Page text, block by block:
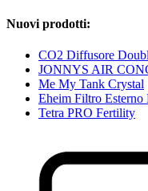
Nuovi prodotti:
CO2 Diffusore
JONNYS AIR
Me My Tank Crystal
Eheim Filtro Esterno
Tetra PRO Fertility